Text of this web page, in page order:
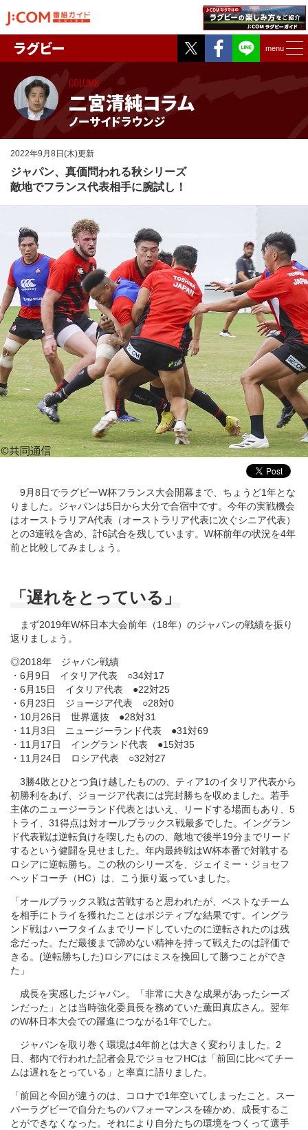
Twitter
Facebook
menu
ラグビー
二宮清純コラム
ノーサイドラウンジ
COLUMN
2022年9月8日(木)更新
ジャパン、真価問われる秋シリーズ
敵地でフランス代表相手に腕試し！
9月8日でラグビーW杯フランス大会開幕まで、ちょうど1年とな
りました。ジャパンは5日から大分で合宿中です。今年の実戦機会
はオーストラリアA代表（オーストラリア代表に次ぐシニア代表）
との3連戦を含め、計6試合を残しています。W杯前年の状況を4年
前と比較してみましょう。
「遅れをとっている」
まず2019年W杯日本大会前年（18年）のジャパンの戦績を振り
返りましょう。
◎2018年 ジャパン戦績
・6月9日 イタリア代表 ○34対17
・6月15日 イタリア代表 ●22対25
・6月23日 ジョージア代表 ○28対0
・10月26日 世界選抜 ●28対31
・11月3日 ニュージーランド代表 ●31対69
・11月17日 イングランド代表 ●15対35
・11月24日 ロシア代表 ○32対27
3勝4敗とひとつ負け越したものの、ティア1のイタリア代表から
初勝利をあげ、ジョージア代表には完封勝ちを収めました。若手
主体のニュージーランド代表とはいえ、リードする場面もあり、5
トライ、31得点は対オールブラックス戦最多でした。イングラン
ド代表戦は逆転負けを喫したものの、敵地で後半19分までリード
するという健闘を見せました。年内最終戦はW杯本番で対戦する
ロシアに逆転勝ち。この秋のシリーズを、ジェイミー・ジョセフ
ヘッドコーチ（HC）は、こう振り返っていました。
「オールブラックス戦は苦戦すると思われたが、ベストなチーム
を相手にトライを獲れたことはポジティブな結果です。イングラ
ンド戦はハーフタイムまでリードしていたのに逆転されたのは残
念だった。ただ最後まで諦めない精神を持って戦えたのは評価で
きる。(逆転勝ちした)ロシアにはミスを挽回して勝つことができ
た」
成長を実感したジャパン。「非常に大きな成果があったシーズ
ンだった」とは当時強化委員長を務めていた薫田真広さん。翌年
のW杯日本大会での躍進につながる1年でした。
ジャパンを取り巻く環境は4年前とは大きく変わりました。2
日、都内で行われた記者会見でジョセフHCは「前回に比べてチー
ムは遅れをとっている」と率直に語りました。
「前回と今回が違うのは、コロナで1年空いてしまったこと。スー
パーラグビーで自分たちのパフォーマンスを確かめ、成長するこ
とができなくなった。それにより自分たちの環境をつくって選手